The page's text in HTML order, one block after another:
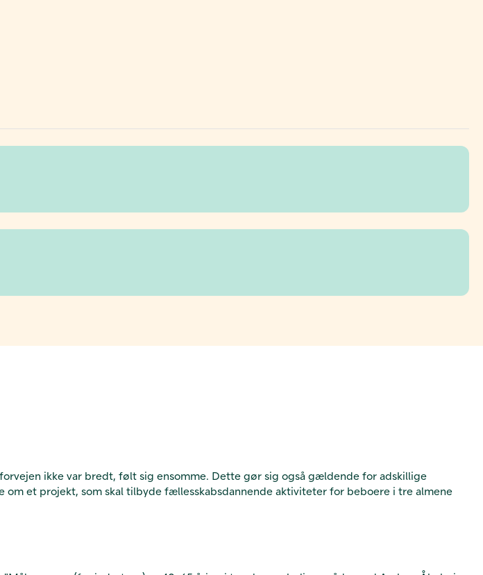
ikke var bredt, følt sig ensomme. Dette gør sig også gældende for adskillige
et projekt, som skal tilbyde fællesskabsdannende aktiviteter for beboere i tre almene